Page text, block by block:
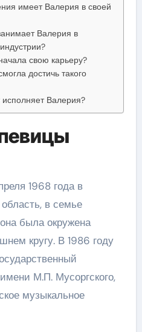
имеет Валерия в своей
Валерия в
свою карьеру?
достичь такого
Валерия?
1968 года в
в семье
была окружена
кругу. В 1986 году
М.П. Мусоргского,
музыкальное